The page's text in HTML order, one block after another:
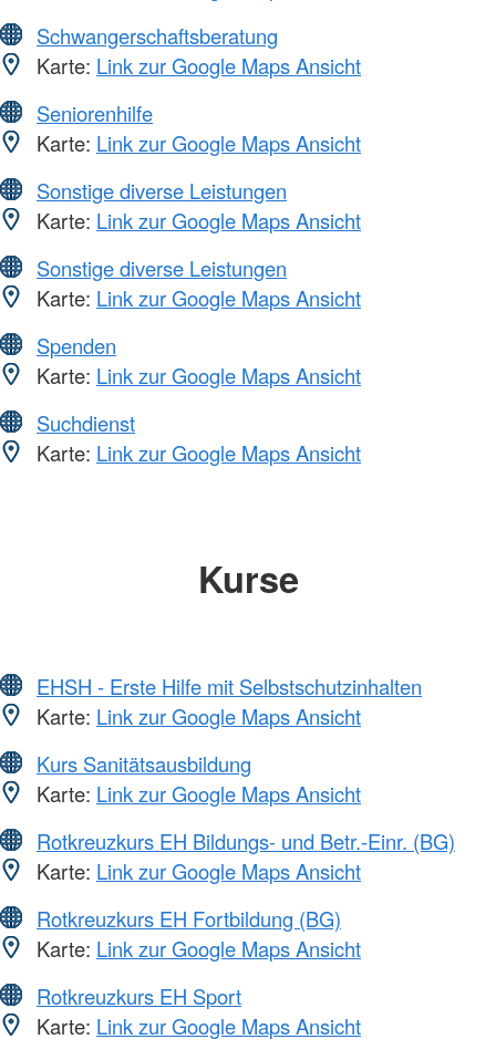
Schwangerschaftsberatung
Karte: Link zur Google Maps Ansicht
Seniorenhilfe
Karte: Link zur Google Maps Ansicht
Sonstige diverse Leistungen
Karte: Link zur Google Maps Ansicht
Sonstige diverse Leistungen
Karte: Link zur Google Maps Ansicht
Spenden
Karte: Link zur Google Maps Ansicht
Suchdienst
Karte: Link zur Google Maps Ansicht
Kurse
EHSH - Erste Hilfe mit Selbstschutzinhalten
Karte: Link zur Google Maps Ansicht
Kurs Sanitätsausbildung
Karte: Link zur Google Maps Ansicht
Rotkreuzkurs EH Bildungs- und Betr.-Einr. (BG)
Karte: Link zur Google Maps Ansicht
Rotkreuzkurs EH Fortbildung (BG)
Karte: Link zur Google Maps Ansicht
Rotkreuzkurs EH Sport
Karte: Link zur Google Maps Ansicht